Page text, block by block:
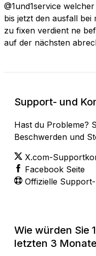
@1und1service
bis jetzt den ausfall
zu fixen verdient ne
auf der nächsten
Support- und
Hast du Probleme?
Beschwerden und
X.com-
Facebook Seite
Offizielle
Wie würden Sie
letzten 3